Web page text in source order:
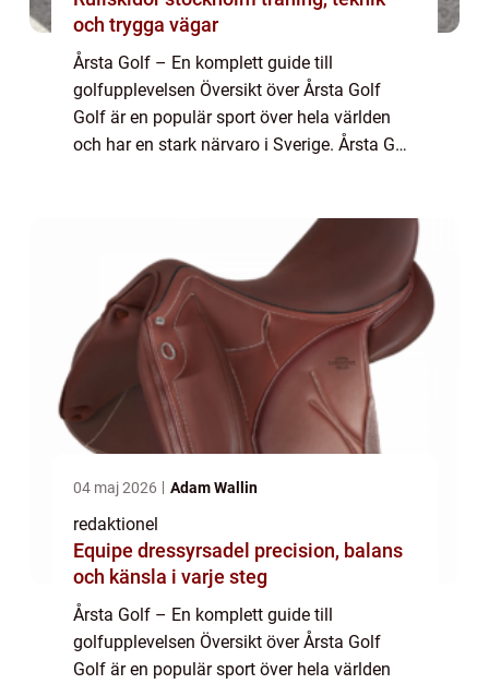
och trygga vägar
Årsta Golf – En komplett guide till
golfupplevelsen Översikt över Årsta Golf
Golf är en populär sport över hela världen
och har en stark närvaro i Sverige. Årsta Golf
04 maj 2026 Adam Wallin
redaktionel
Equipe dressyrsadel precision, balans
och känsla i varje steg
Årsta Golf – En komplett guide till
golfupplevelsen Översikt över Årsta Golf
Golf är en populär sport över hela världen